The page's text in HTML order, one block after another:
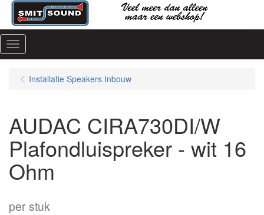
Menu
Installatie Speakers Inbouw
AUDAC CIRA730DI/W
Plafondluispreker - wit 16
Ohm
per stuk